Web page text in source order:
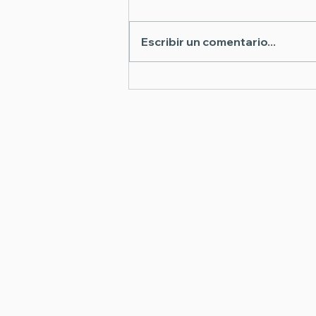
Escribir un comentario...